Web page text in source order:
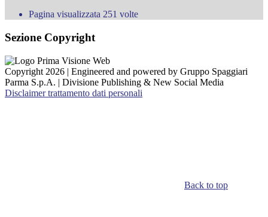
Pagina visualizzata 251 volte
Sezione Copyright
Copyright 2026 | Engineered and powered by Gruppo Spaggiari
Parma S.p.A. | Divisione Publishing & New Social Media
Disclaimer trattamento dati personali
Back to top